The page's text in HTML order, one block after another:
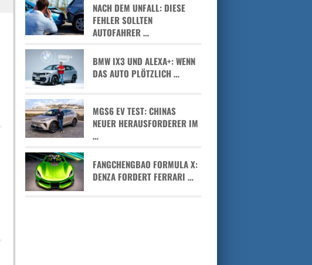
NACH DEM UNFALL: DIESE
FEHLER SOLLTEN
AUTOFAHRER …
BMW IX3 UND ALEXA+: WENN
DAS AUTO PLÖTZLICH …
MGS6 EV TEST: CHINAS
NEUER HERAUSFORDERER IM
…
FANGCHENGBAO FORMULA X:
DENZA FORDERT FERRARI …